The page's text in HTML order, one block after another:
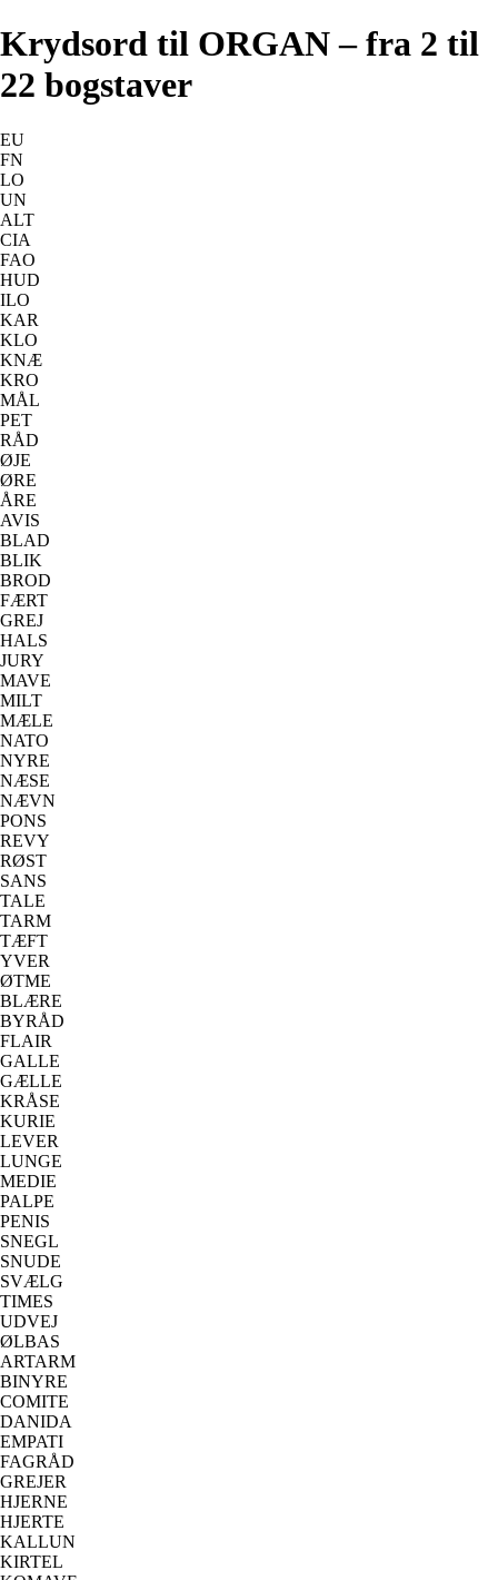
Krydsord til ORGAN – fra 2 til
22 bogstaver
EU
FN
LO
UN
ALT
CIA
FAO
HUD
ILO
KAR
KLO
KNÆ
KRO
MÅL
PET
RÅD
ØJE
ØRE
ÅRE
AVIS
BLAD
BLIK
BROD
FÆRT
GREJ
HALS
JURY
MAVE
MILT
MÆLE
NATO
NYRE
NÆSE
NÆVN
PONS
REVY
RØST
SANS
TALE
TARM
TÆFT
YVER
ØTME
BLÆRE
BYRÅD
FLAIR
GALLE
GÆLLE
KRÅSE
KURIE
LEVER
LUNGE
MEDIE
PALPE
PENIS
SNEGL
SNUDE
SVÆLG
TIMES
UDVEJ
ØLBAS
ARTARM
BINYRE
COMITE
DANIDA
EMPATI
FAGRÅD
GREJER
HJERNE
HJERTE
KALLUN
KIRTEL